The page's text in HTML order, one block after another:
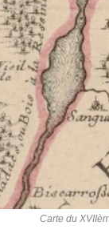
Carte du